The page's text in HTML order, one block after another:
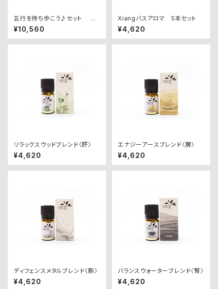
五行を持ち歩こう♪セット 五
行ブレンドオイル（2ｍｌ）＆キャ
リアオイル
¥10,560
Xiangバスアロマ 5本セット
¥4,620
リラックスウッドブレンド〈肝〉
¥4,620
エナジーアースブレンド〈脾〉
¥4,620
ディフェンスメタルブレンド〈肺〉
¥4,620
バランスウォーターブレンド〈腎〉
¥4,620